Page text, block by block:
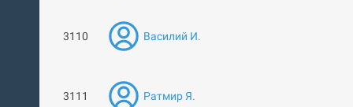
3110 Василий И.
3111 Ратмир Я.